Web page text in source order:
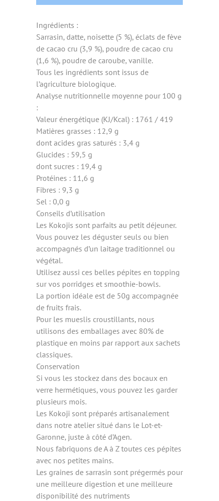
Ingrédients :
Sarrasin, datte, noisette (5 %), éclats de fève
de cacao cru (3,9 %), poudre de cacao cru
(1,6 %), poudre de caroube, vanille.
Tous les ingrédients sont issus de
l’agriculture biologique.
Analyse nutritionnelle moyenne pour 100 g
:
Valeur énergétique (KJ/Kcal) : 1761 / 419
Matières grasses : 12,9 g
dont acides gras saturés : 3,4 g
Glucides : 59,5 g
dont sucres : 19,4 g
Protéines : 11,6 g
Fibres : 9,3 g
Sel : 0,0 g
Conseils d’utilisation
Les Kokojis sont parfaits au petit déjeuner.
Vous pouvez les déguster seuls ou bien
accompagnés d’un laitage traditionnel ou
végétal.
Utilisez aussi ces belles pépites en topping
sur vos porridges et smoothie-bowls.
La portion idéale est de 50g accompagnée
de fruits frais.
Pour les mueslis croustillants, nous
utilisons des emballages avec 80% de
plastique en moins par rapport aux sachets
classiques.
Conservation
Si vous les stockez dans des bocaux en
verre hermétiques, vous pouvez les garder
plusieurs mois.
Les Kokoji sont préparés artisanalement
dans notre atelier situé dans le Lot-et-
Garonne, juste à côté d’Agen.
Nous fabriquons de A à Z toutes ces pépites
avec nos petites mains.
Les graines de sarrasin sont prégermés pour
une meilleure digestion et une meilleure
disponibilité des nutriments